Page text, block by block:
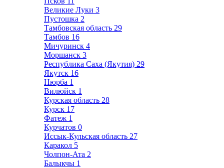
Великие Луки 3
Пустошка 2
Тамбовская область 29
Тамбов 16
Мичуринск 4
Моршанск 3
Республика Саха (Якутия) 29
Якутск 16
Нюрба 1
Вилюйск 1
Курская область 28
Курск 17
Фатеж 1
Курчатов 0
Иссык-Кульская область 27
Каракол 5
Чолпон-Ата 2
Балыкчы 1